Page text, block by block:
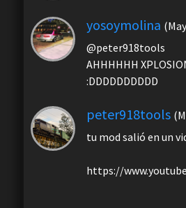
yosoymolina
@peter918tools
AHHHHHH
:DDDDDDDDDD
peter918tools
tu mod salió en un
https://